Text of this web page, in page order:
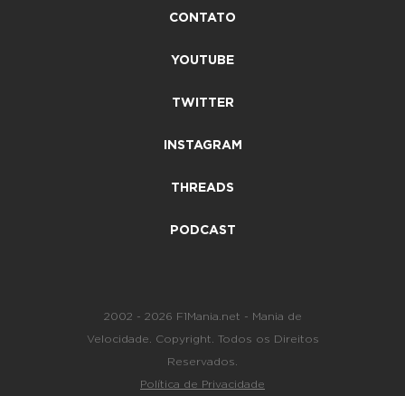
CONTATO
YOUTUBE
TWITTER
INSTAGRAM
THREADS
PODCAST
2002 - 2026 F1Mania.net - Mania de
Velocidade. Copyright. Todos os Direitos
Reservados.
Política de Privacidade